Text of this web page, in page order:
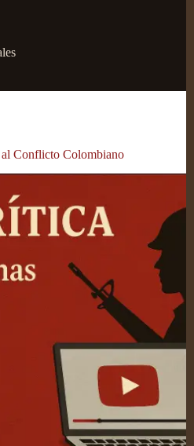
Conflicto Colombiano